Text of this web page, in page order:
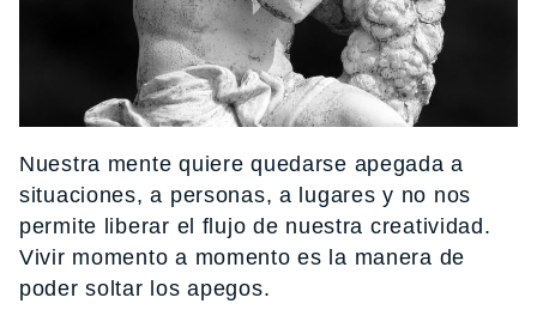
Nuestra mente quiere quedarse apegada a
situaciones, a personas, a lugares y no nos
permite liberar el flujo de nuestra creatividad.
Vivir momento a momento es la manera de
poder soltar los apegos.